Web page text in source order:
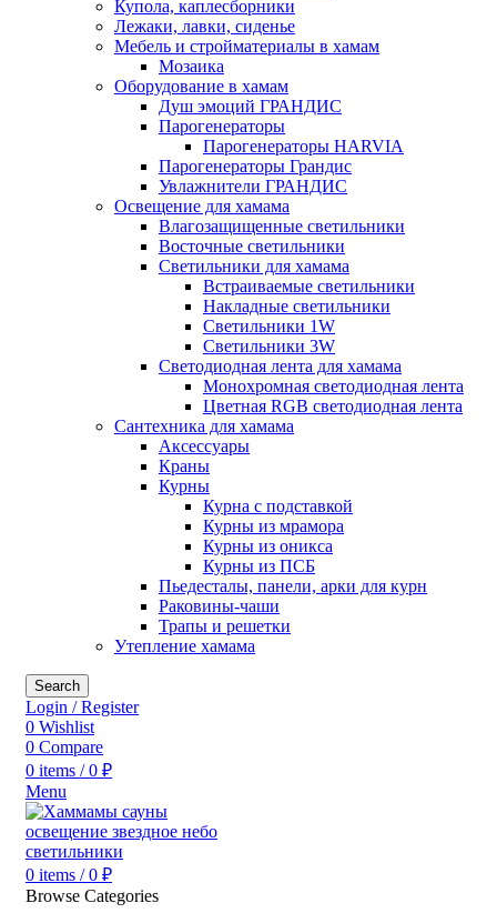
Купола, каплесборники
Лежаки, лавки, сиденье
Мебель и стройматериалы в хамам
Мозаика
Оборудование в хамам
Душ эмоций ГРАНДИС
Парогенераторы
Парогенераторы HARVIA
Парогенераторы Грандис
Увлажнители ГРАНДИС
Освещение для хамама
Влагозащищенные светильники
Восточные светильники
Светильники для хамама
Встраиваемые светильники
Накладные светильники
Светильники 1W
Светильники 3W
Светодиодная лента для хамама
Монохромная светодиодная лента
Цветная RGB светодиодная лента
Сантехника для хамама
Аксессуары
Краны
Курны
Курна с подставкой
Курны из мрамора
Курны из оникса
Курны из ПСБ
Пьедесталы, панели, арки для курн
Раковины-чаши
Трапы и решетки
Утепление хамама
Search
Login / Register
0 Wishlist
0 Compare
0 items / 0 ₽
Menu
0 items / 0 ₽
Browse Categories